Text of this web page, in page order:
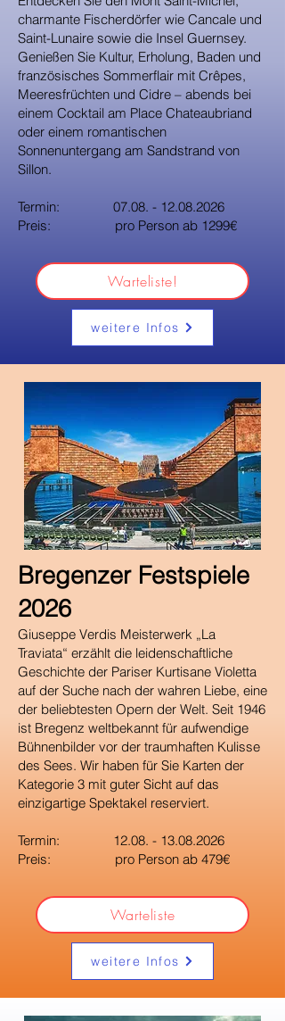
charmante Fischerdörfer wie Cancale und
Saint-Lunaire sowie die Insel Guernsey.
Genießen Sie Kultur, Erholung, Baden und
französisches Sommerflair mit Crêpes,
Meeresfrüchten und Cidre – abends bei
einem Cocktail am Place Chateaubriand
oder einem romantischen
Sonnenuntergang am Sandstrand von
Sillon.
Termin: 07.08. - 12.08.2026
Preis: pro Person ab 1299€
Warteliste!
weitere Infos
Bregenzer Festspiele
2026
Giuseppe Verdis Meisterwerk „La
Traviata“ erzählt die leidenschaftliche
Geschichte der Pariser Kurtisane Violetta
auf der Suche nach der wahren Liebe, eine
der beliebtesten Opern der Welt. Seit 1946
ist Bregenz weltbekannt für aufwendige
Bühnenbilder vor der traumhaften Kulisse
des Sees. Wir haben für Sie Karten der
Kategorie 3 mit guter Sicht auf das
einzigartige Spektakel reserviert.
Termin: 12.08. - 13.08.2026
Preis: pro Person ab 479€
Warteliste
weitere Infos